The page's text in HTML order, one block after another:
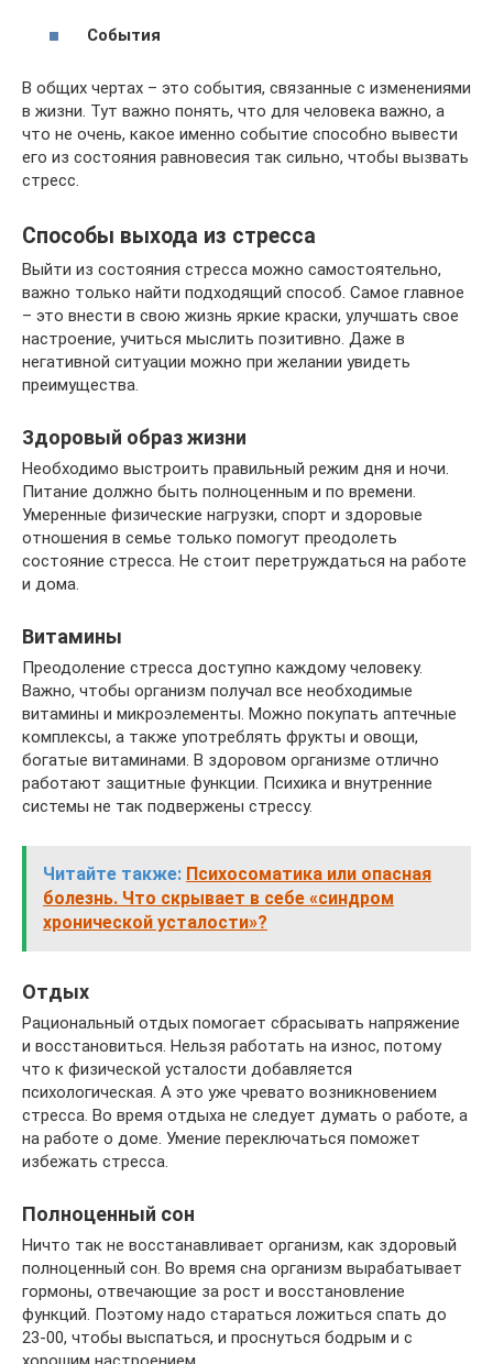
События
В общих чертах – это события, связанные с изменениями
в жизни. Тут важно понять, что для человека важно, а
что не очень, какое именно событие способно вывести
его из состояния равновесия так сильно, чтобы вызвать
стресс.
Способы выхода из стресса
Выйти из состояния стресса можно самостоятельно,
важно только найти подходящий способ. Самое главное
– это внести в свою жизнь яркие краски, улучшать свое
настроение, учиться мыслить позитивно. Даже в
негативной ситуации можно при желании увидеть
преимущества.
Здоровый образ жизни
Необходимо выстроить правильный режим дня и ночи.
Питание должно быть полноценным и по времени.
Умеренные физические нагрузки, спорт и здоровые
отношения в семье только помогут преодолеть
состояние стресса. Не стоит перетруждаться на работе
и дома.
Витамины
Преодоление стресса доступно каждому человеку.
Важно, чтобы организм получал все необходимые
витамины и микроэлементы. Можно покупать аптечные
комплексы, а также употреблять фрукты и овощи,
богатые витаминами. В здоровом организме отлично
работают защитные функции. Психика и внутренние
системы не так подвержены стрессу.
Читайте также: Психосоматика или опасная
болезнь. Что скрывает в себе «синдром
хронической усталости»?
Отдых
Рациональный отдых помогает сбрасывать напряжение
и восстановиться. Нельзя работать на износ, потому
что к физической усталости добавляется
психологическая. А это уже чревато возникновением
стресса. Во время отдыха не следует думать о работе, а
на работе о доме. Умение переключаться поможет
избежать стресса.
Полноценный сон
Ничто так не восстанавливает организм, как здоровый
полноценный сон. Во время сна организм вырабатывает
гормоны, отвечающие за рост и восстановление
функций. Поэтому надо стараться ложиться спать до
23-00, чтобы выспаться, и проснуться бодрым и с